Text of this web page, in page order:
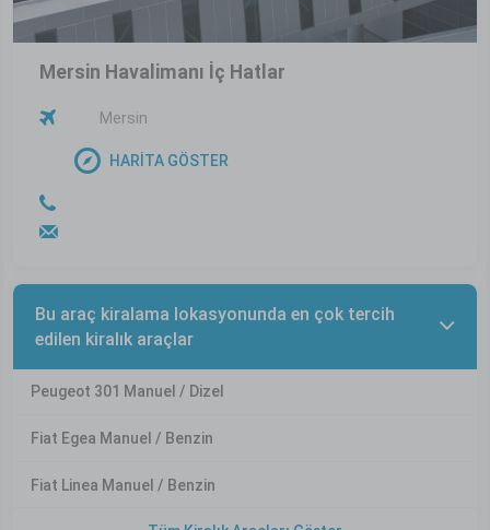
Mersin Havalimanı İç Hatlar
Mersin
HARİTA GÖSTER
Bu araç kiralama lokasyonunda en çok tercih
edilen kiralık araçlar
Peugeot 301 Manuel / Dizel
Fiat Egea Manuel / Benzin
Fiat Linea Manuel / Benzin